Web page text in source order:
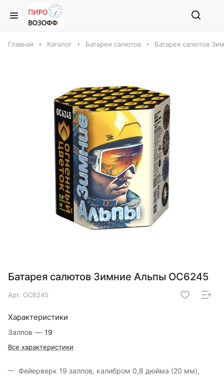
Главная Каталог Батареи салютов Батарея салютов
Батарея салютов Зимние Альпы ОС6245
Арт. ОС6245
Характеристики
Залпов — 19
Все характеристики
Фейерверк 19 залпов, калибром 0,8 дюйма (20 мм),